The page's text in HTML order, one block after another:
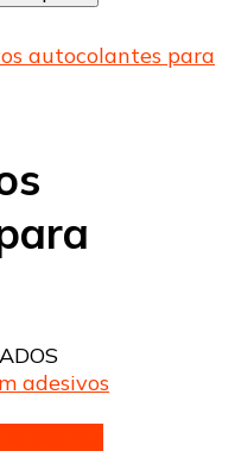
autocolantes para